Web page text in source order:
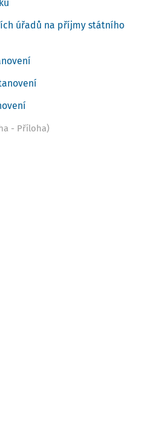
úřadů na příjmy státního
- Příloha)